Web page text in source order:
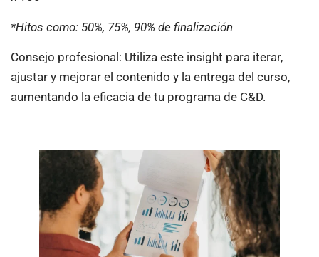
*Hitos como: 50%, 75%, 90% de finalización
Consejo profesional: Utiliza este insight para iterar,
ajustar y mejorar el contenido y la entrega del curso,
aumentando la eficacia de tu programa de C&D.